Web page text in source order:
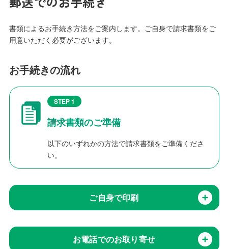
書類によるお手続き方法をご案内します。ご自身で請求書類をご
用意いただく必要がございます。
お手続きの流れ
STEP 1
請求書類のご準備
以下のいずれかの方法で請求書類をご準備くださ
い。
ご自身で印刷
お電話でのお取り寄せ